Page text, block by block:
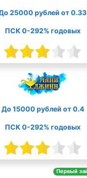
25000 рублей от 0.33
ПСК 0-292% годовых
До 15000 рублей от 0.4
ПСК 0-292% годовых
Первый